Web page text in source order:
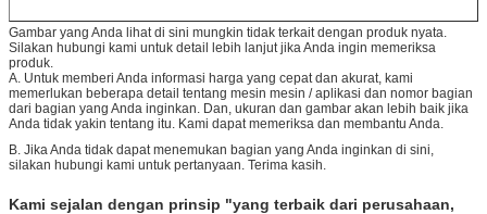
Gambar yang Anda lihat di sini mungkin tidak terkait dengan produk nyata.
Silakan hubungi kami untuk detail lebih lanjut jika Anda ingin memeriksa
produk.
A. Untuk memberi Anda informasi harga yang cepat dan akurat, kami
memerlukan beberapa detail tentang mesin mesin / aplikasi dan nomor bagian
dari bagian yang Anda inginkan. Dan, ukuran dan gambar akan lebih baik jika
Anda tidak yakin tentang itu. Kami dapat memeriksa dan membantu Anda.
B. Jika Anda tidak dapat menemukan bagian yang Anda inginkan di sini,
silakan hubungi kami untuk pertanyaan. Terima kasih.
Kami sejalan dengan prinsip "yang terbaik dari perusahaan,